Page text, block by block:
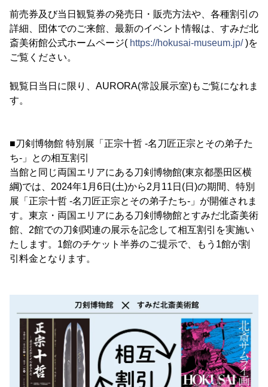
前売券及び当日観覧券の発売日・販売方法や、各種割引の
詳細、団体でのご来館、最新のイベント情報は、すみだ北
斎美術館公式ホームページ( https://hokusai-museum.jp/)を
ご覧ください。
観覧日当日に限り、AURORA(常設展示室)もご覧になれま
す。
■刀剣博物館 特別展「正宗十哲 -名刀匠正宗とその弟子た
ち-」との相互割引
当館と同じ両国エリアにある刀剣博物館(東京都墨田区横
綱)では、2024年1月6日(土)から2月11日(日)の期間、特別
展「正宗十哲 -名刀匠正宗とその弟子たち-」が開催されま
す。東京・両国エリアにある刀剣博物館とすみだ北斎美術
館、2館での刀剣関連の展示を記念して相互割引を実施い
たします。1館のチケット半券のご提示で、もう1館が割
引料金となります。